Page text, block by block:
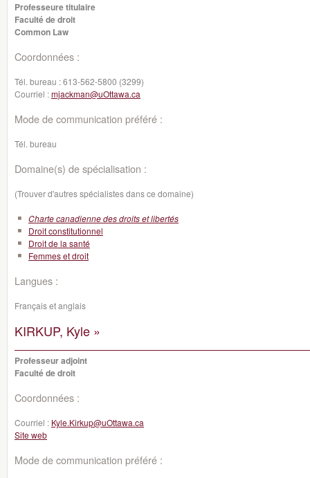
Professeure titulaire
Faculté de droit
Common Law
Coordonnées :
Tél. bureau :613-562-5800 (3299)
Courriel :mjackman@uOttawa.ca
Mode de communication préféré :
Tél. bureau
Domaine(s) de spécialisation :
(Trouver d'autres spécialistes dans ce domaine)
Charte canadienne des droits et libertés
Droit constitutionnel
Droit de la santé
Femmes et droit
Langues :
Français et anglais
KIRKUP, Kyle »
Professeur adjoint
Faculté de droit
Coordonnées :
Courriel : Kyle.Kirkup@uOttawa.ca
Site web
Mode de communication préféré :